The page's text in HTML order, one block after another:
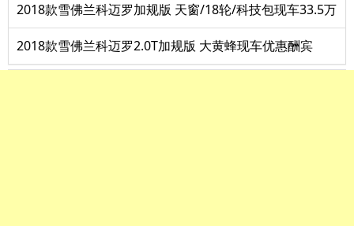
2018款雪佛兰科迈罗加规版 天窗/18轮/科技包现车33.5万
2018款雪佛兰科迈罗2.0T加规版 大黄蜂现车优惠酬宾